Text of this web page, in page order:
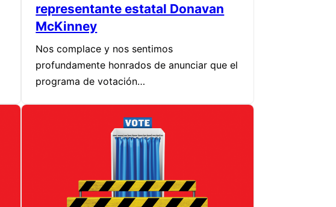
representante estatal Donavan
McKinney
Nos complace y nos sentimos
profundamente honrados de anunciar que el
programa de votación…